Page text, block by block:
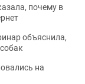
почему в
объяснила,
на